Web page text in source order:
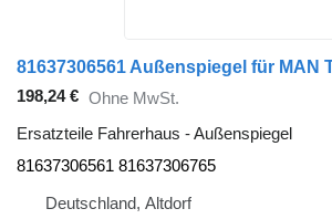
198,24 € Ohne MwSt.
Ersatzteile Fahrerhaus - Außenspiegel
81637306561 81637306765
Deutschland, Altdorf